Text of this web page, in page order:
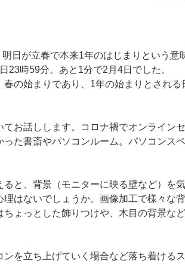
日が立春で本来1年のはじまりという意
23時59分。あと1分で2月4日でした。
の始まりであり、1年の始まりとされる
お話しします。コロナ禍でオンライン
た書斎やパソコンルーム。パソコンス
と、背景（モニターに映る壁など）を
はないでしょうか。画像加工で様々な
ょっとした飾りつけや、木目の背景な
を立ち上げていく場合など落ち着ける